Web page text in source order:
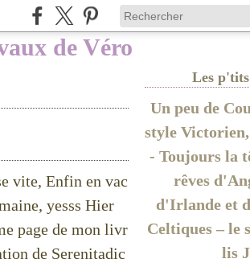
vite, Enfin en vac
yesss Hier
page de mon livr
de Serenitadic
Les
Un peu de
style Victorien,
- Toujours la
rêves
d'Irlande et
Celtiques – le
lis